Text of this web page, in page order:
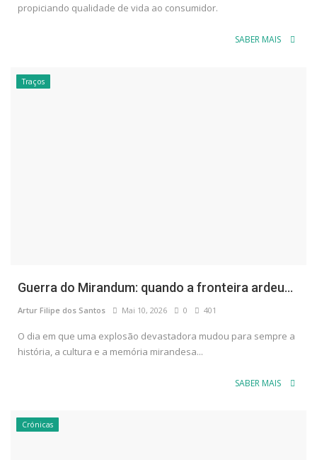
propiciando qualidade de vida ao consumidor.
SABER MAIS
Traços
Guerra do Mirandum: quando a fronteira ardeu...
Artur Filipe dos Santos Mai 10, 2026 0 401
O dia em que uma explosão devastadora mudou para sempre a
história, a cultura e a memória mirandesa...
SABER MAIS
Crónicas